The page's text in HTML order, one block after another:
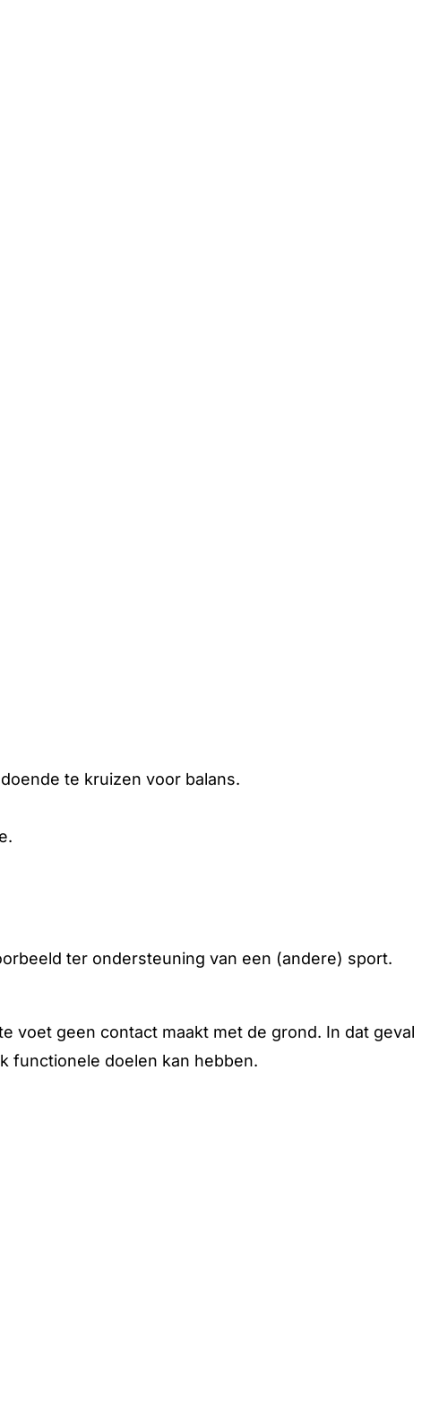
te kruizen voor balans.
ter ondersteuning van een (andere) sport.
voet geen contact maakt met de grond. In dat geval
functionele doelen kan hebben.